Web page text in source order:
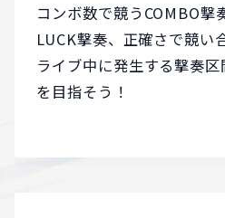
コンボ数で競うCOMBO撃
LUCK撃奏、正確さで競い
ライブ中に発生する撃奏
を目指そう！